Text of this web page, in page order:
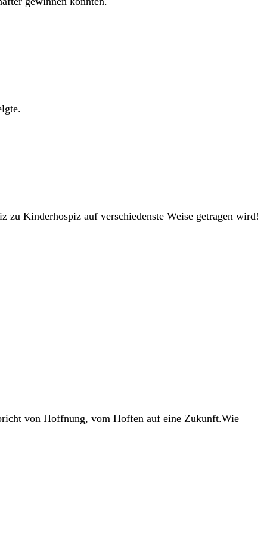
zu Kinderhospiz auf verschiedenste Weise getragen wird!
von Hoffnung, vom Hoffen auf eine Zukunft.Wie